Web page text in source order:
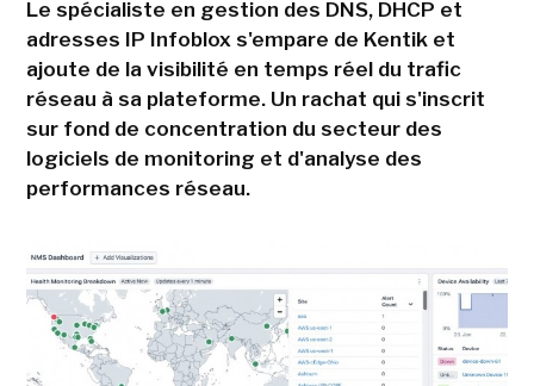
Le spécialiste en gestion des DNS, DHCP et
adresses IP Infoblox s'empare de Kentik et
ajoute de la visibilité en temps réel du trafic
réseau à sa plateforme. Un rachat qui s'inscrit
sur fond de concentration du secteur des
logiciels de monitoring et d'analyse des
performances réseau.